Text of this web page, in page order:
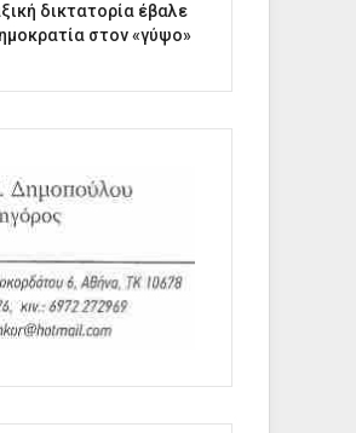
δικτατορία έβαλε
στον «γύψο»